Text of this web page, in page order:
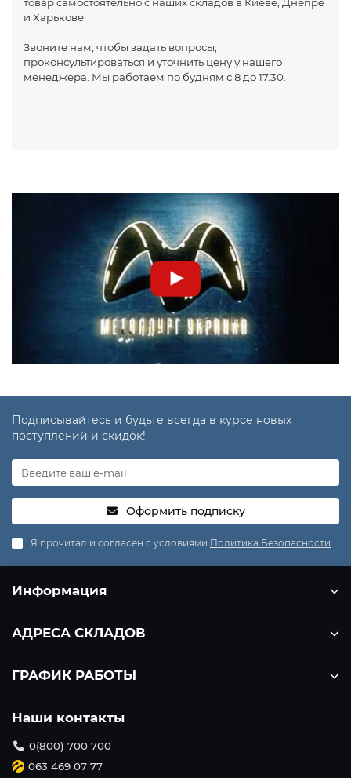
и Харькове.
Звоните нам, чтобы задать вопросы,
проконсультироваться и уточнить цену у нашего
менеджера. Мы работаем по будням с 8 до 17.30.
Подписывайтесь и будьте всегда в курсе новых
поступлений и скидок!
Оформить подписку
Я прочитал и согласен с условиями Политика Безопасности
Информация
АДРЕСА СКЛАДОВ
ГРАФИК РАБОТЫ
Наши контакты
0(800) 700 700
063 469 07 77